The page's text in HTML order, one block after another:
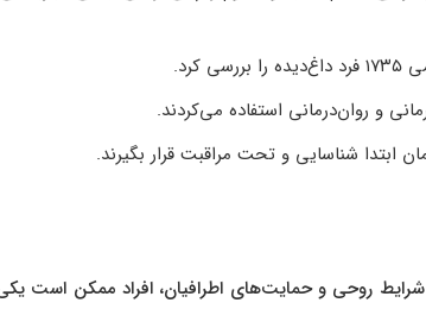
و روان‌درمانی استفاده می‌کردند.
ابتدا شناسایی و تحت مراقبت قرار بگیرند.
روحی و حمایت‌های اطرافیان، افراد ممکن است